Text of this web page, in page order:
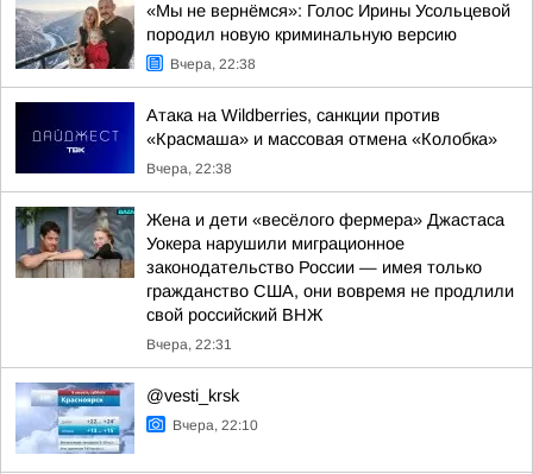
«Мы не вернёмся»: Голос Ирины Усольцевой
породил новую криминальную версию
Вчера, 22:38
Атака на Wildberries, санкции против
«Красмаша» и массовая отмена «Колобка»
Вчера, 22:38
Жена и дети «весёлого фермера» Джастаса
Уокера нарушили миграционное
законодательство России — имея только
гражданство США, они вовремя не продлили
свой российский ВНЖ
Вчера, 22:31
@vesti_krsk
Вчера, 22:10